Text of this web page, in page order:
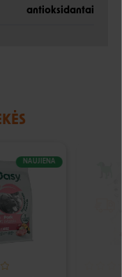
antioksidantai
NAUJIENA